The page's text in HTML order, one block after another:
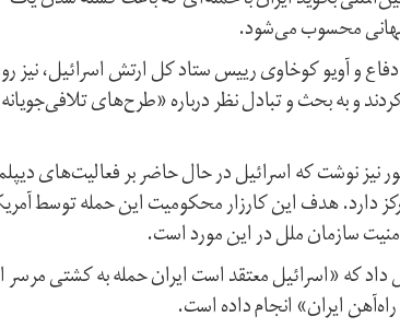
جهانی محسوب می‌شود.
و آویو کوخاوی رییس ستاد کل ارتش اسرائیل، نیز
و به بحث و تبادل نظر درباره «طرح‌های تلافی‌جویانه
نیز نوشت که اسرائیل در حال حاضر بر فعالیت‌های
دارد. هدف این کارزار محکومیت این حمله توسط
سازمان ملل در این مورد است.
داد که «اسرائیل معتقد است ایران حمله به کشتی
ایران» انجام داده است.